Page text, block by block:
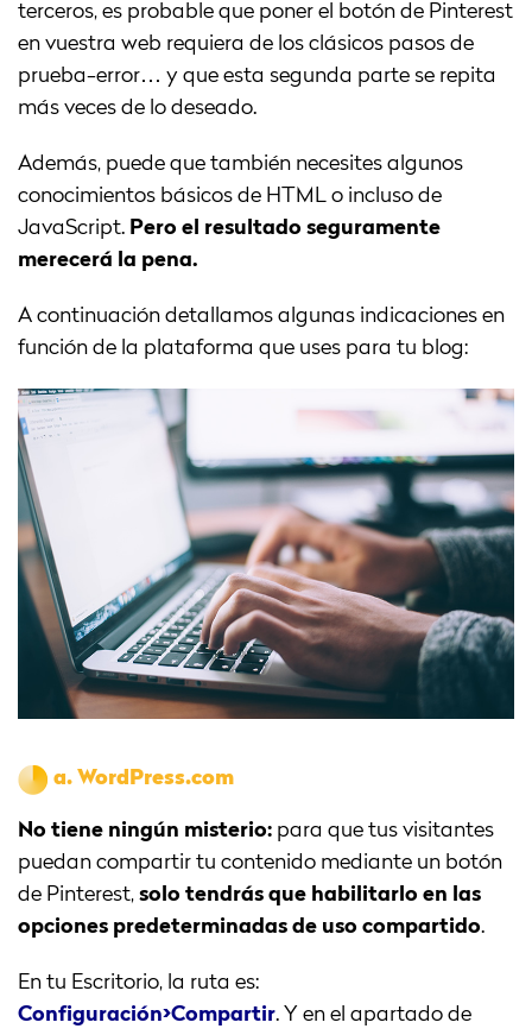
terceros, es probable que poner el botón de Pinterest
en vuestra web requiera de los clásicos pasos de
prueba-error… y que esta segunda parte se repita
más veces de lo deseado.
Además, puede que también necesites algunos
conocimientos básicos de HTML o incluso de
JavaScript. Pero el resultado seguramente
merecerá la pena.
A continuación detallamos algunas indicaciones en
función de la plataforma que uses para tu blog:
a. WordPress.com
No tiene ningún misterio: para que tus visitantes
puedan compartir tu contenido mediante un botón
de Pinterest, solo tendrás que habilitarlo en las
opciones predeterminadas de uso compartido.
En tu Escritorio, la ruta es:
Configuración>Compartir. Y en el apartado de